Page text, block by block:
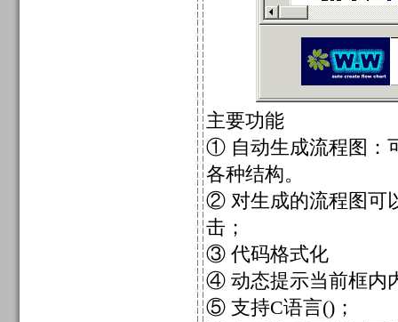
主要功能
① 自动生成流程图：
各种结构。
② 对生成的流程图可
击；
③ 代码格式化
④ 动态提示当前框内
⑤ 支持C语言()；